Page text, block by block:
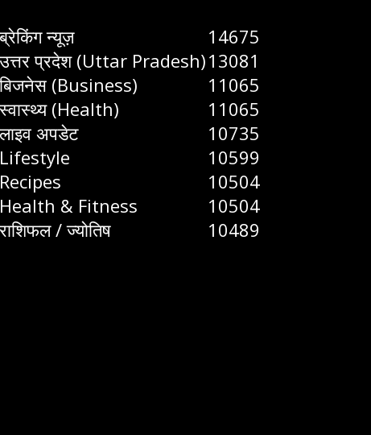
ब्रेकिंग न्यूज़
14675
उत्तर प्रदेश (Uttar Pradesh)13081
बिजनेस (Business)
11065
स्वास्थ्य (Health)
11065
लाइव अपडेट
10735
Lifestyle
10599
Recipes
10504
Health & Fitness
10504
राशिफल / ज्योतिष
10489